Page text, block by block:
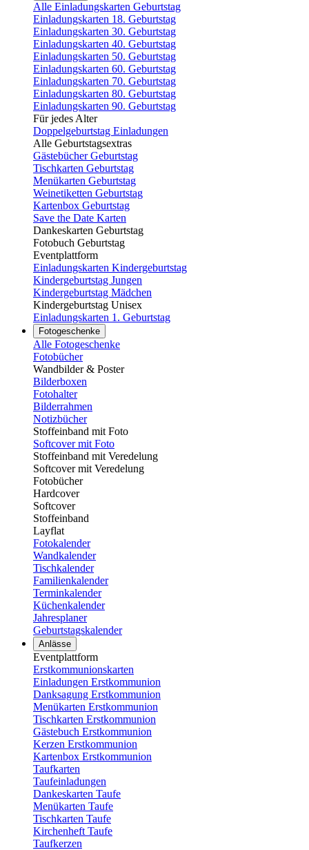
Alle Einladungskarten Geburtstag
Einladungskarten 18. Geburtstag
Einladungskarten 30. Geburtstag
Einladungskarten 40. Geburtstag
Einladungskarten 50. Geburtstag
Einladungskarten 60. Geburtstag
Einladungskarten 70. Geburtstag
Einladungskarten 80. Geburtstag
Einladungskarten 90. Geburtstag
Für jedes Alter
Doppelgeburtstag Einladungen
Alle Geburtstagsextras
Gästebücher Geburtstag
Tischkarten Geburtstag
Menükarten Geburtstag
Weinetiketten Geburtstag
Kartenbox Geburtstag
Save the Date Karten
Dankeskarten Geburtstag
Fotobuch Geburtstag
Eventplattform
Einladungskarten Kindergeburtstag
Kindergeburtstag Jungen
Kindergeburtstag Mädchen
Kindergeburtstag Unisex
Einladungskarten 1. Geburtstag
Fotogeschenke
Alle Fotogeschenke
Fotobücher
Wandbilder & Poster
Bilderboxen
Fotohalter
Bilderrahmen
Notizbücher
Stoffeinband mit Foto
Softcover mit Foto
Stoffeinband mit Veredelung
Softcover mit Veredelung
Fotobücher
Hardcover
Softcover
Stoffeinband
Layflat
Fotokalender
Wandkalender
Tischkalender
Familienkalender
Terminkalender
Küchenkalender
Jahresplaner
Geburtstagskalender
Anlässe
Eventplattform
Erstkommunionskarten
Einladungen Erstkommunion
Danksagung Erstkommunion
Menükarten Erstkommunion
Tischkarten Erstkommunion
Gästebuch Erstkommunion
Kerzen Erstkommunion
Kartenbox Erstkommunion
Taufkarten
Taufeinladungen
Dankeskarten Taufe
Menükarten Taufe
Tischkarten Taufe
Kirchenheft Taufe
Taufkerzen